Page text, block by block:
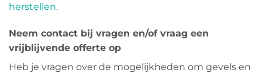
herstellen.
Neem contact bij vragen en/of vraag een
vrijblijvende offerte op
Heb je vragen over de mogelijkheden om gevels en